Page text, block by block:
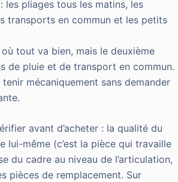
: les pliages tous les matins, les
transports en commun et les petits
tout va bien, mais le deuxième
de pluie et de transport en commun.
mécaniquement sans demander
avant d’acheter : la qualité du
lui-même (c’est la pièce qui travaille
du cadre au niveau de l’articulation,
pièces de remplacement. Sur